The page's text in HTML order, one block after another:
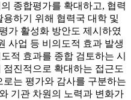
종합평가를 확대하고, 협력
하기 위해 협력국 대학 및
가 활성화 방안도 제시하였
사업 등 비의도적 효과 발생
적 효과를 종합 검토하는 시
진적으로 확대하는 접근도
는 평가와 감사를 구분하는
기관 차원의 노력과 변화가